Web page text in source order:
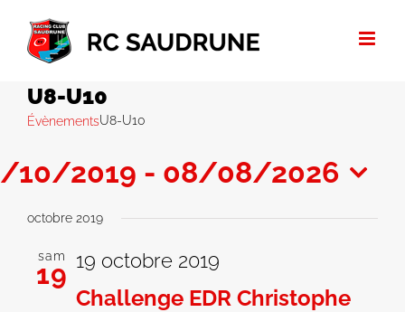
Passer
contenu
U8-U10
ÉvènementsU8-U10
10/2019 - 08/08/2026
octobre 2019
sam
19 19 octobre 2019
Challenge EDR Christophe